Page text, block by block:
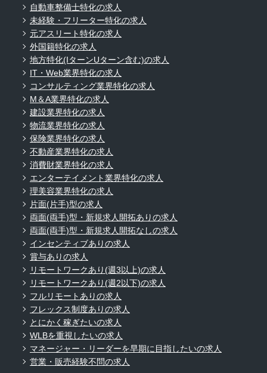
自動車整備士特化の求人
未経験・フリーター特化の求人
元アスリート特化の求人
外国籍特化の求人
地方特化(IターンUターン含む)の求人
IT・Web業界特化の求人
コンサルティング業界特化の求人
M＆A業界特化の求人
建設業界特化の求人
物流業界特化の求人
保険業界特化の求人
不動産業界特化の求人
消費財業界特化の求人
エンターテイメント業界特化の求人
理美容業界特化の求人
片面(片手)型の求人
両面(両手)型・新規求人開拓ありの求人
両面(両手)型・新規求人開拓なしの求人
インセンティブありの求人
賞与ありの求人
リモートワークあり(週3以上)の求人
リモートワークあり(週2以下)の求人
フルリモートありの求人
フレックス制度ありの求人
とにかく稼ぎたいの求人
WLBを重視したいの求人
マネージャー・リーダーを早期に目指したいの求人
営業・販売経験不問の求人